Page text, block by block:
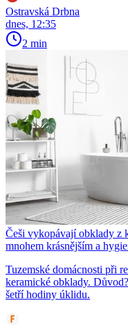
Ostravská Drbna
dnes, 12:35
2 min
Češi vykopávají obklady z
mnohem krásnějším a
Tuzemské domácnosti při
keramické obklady.
šetří hodiny úklidu.